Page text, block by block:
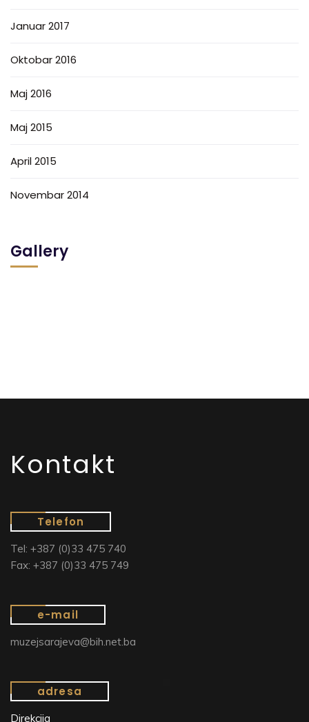
Januar 2017
Oktobar 2016
Maj 2016
Maj 2015
April 2015
Novembar 2014
Gallery
Kontakt
Telefon
Tel: +387 (0)33 475 740
Fax: +387 (0)33 475 749
e-mail
muzejsarajeva@bih.net.ba
adresa
Direkcija